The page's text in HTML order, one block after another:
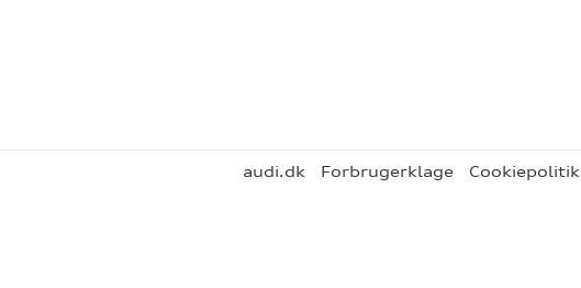
audi.dk Forbrugerklage Cookiepolitik